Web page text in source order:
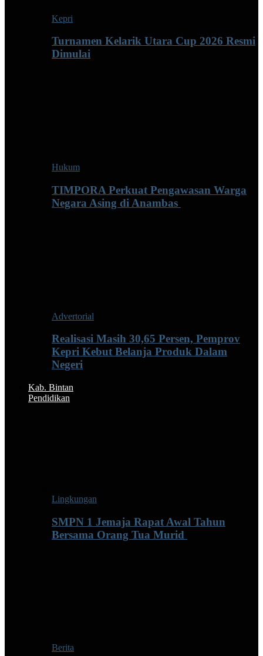
Kepri
Turnamen Kelarik Utara Cup 2026 Resmi
Dimulai
Hukum
TIMPORA Perkuat Pengawasan Warga
Negara Asing di Anambas ‎
Advertorial
Realisasi Masih 30,65 Persen, Pemprov
Kepri Kebut Belanja Produk Dalam
Negeri
Kab. Bintan
Pendidikan
Lingkungan
SMPN 1 Jemaja Rapat Awal Tahun
Bersama Orang Tua Murid ‎
Berita